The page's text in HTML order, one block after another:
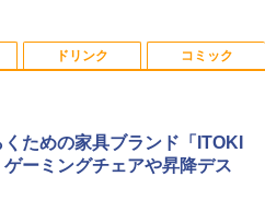
】 DELL デル ノートパソコン Del
Windows 11/ Core 5 12
i5 同等性能)/ メモリ 16GB/ S
Windows 11/ Webカメラ/ O
3ヶ月保証 wd2670 中古
定500円値下げ／＼楽天1位！20
の超軽量超薄型／モバイルモニ
インチ フルHD 4K 144Hz タッ
ル バッテリー内蔵 無線接続 12モ
非光沢 IPSパネル Type-C HDM
型 リモートワーク ディスプレイ
ポータブルモニター
P40i オフホワイト
feat. Flo Milli, ATL Jacob
ドリンク
天然水 ラベルレス 500ml ×24本
然水 バナジウム含有 水 ミネラル
ペットボトル 静岡県産 500ミリリ
Basic)
コミック
りごと 17巻 (デジタル版ビッグガ
ックス)
ための家具ブランド「ITOKI
ゲーミングチェアや昇降デス